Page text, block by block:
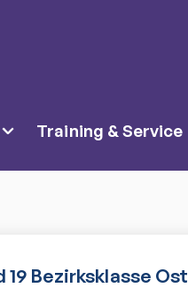
Training & Service
Bezirksklasse Ost